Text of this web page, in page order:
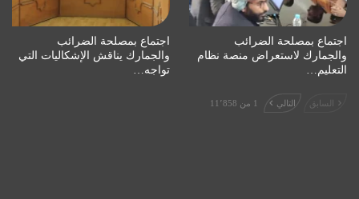
اجتماع بمصلحة الضرائب
والجمارك لاستعراض منصة نظام
التعليم…
اجتماع بمصلحة الضرائب
والجمارك يناقش الإشكاليات التي
تواجه…
السابق التالي 1 من 11٬858